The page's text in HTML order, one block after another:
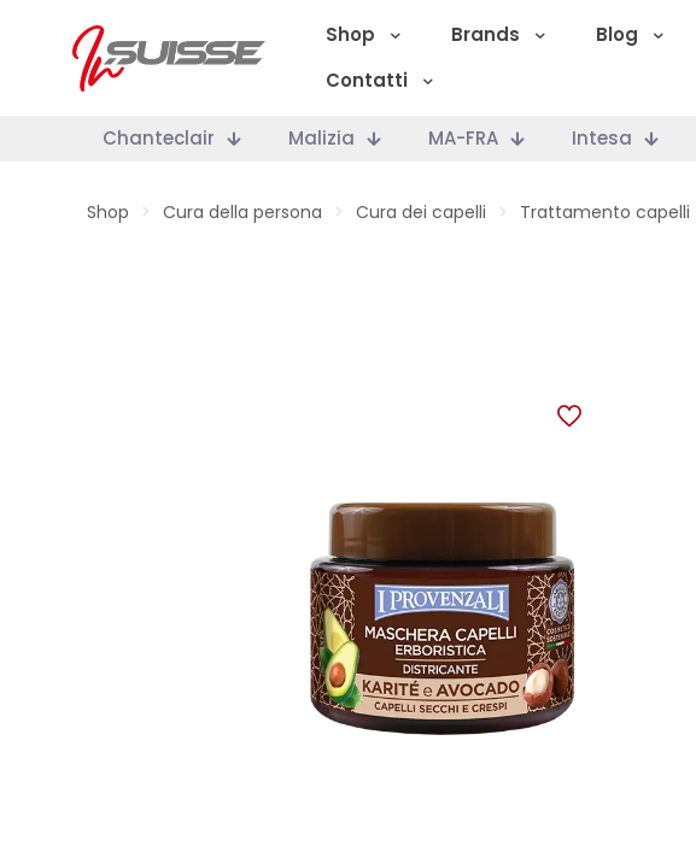
Shop Brands Blog
Contatti
Chanteclair Malizia MA-FRA Intesa
Shop > Cura della persona > Cura dei capelli > Trattamento capelli